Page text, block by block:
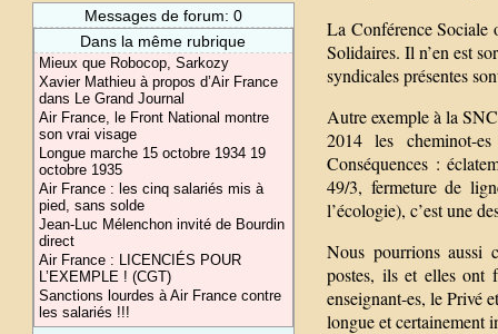
Messages de forum: 0
Dans la même rubrique
Mieux que Robocop, Sarkozy
Xavier Mathieu à propos d’Air France
dans Le Grand Journal
Air France, le Front National montre
son vrai visage
Longue marche 15 octobre 1934 19
octobre 1935
Air France : les cinq salariés mis à
pied, sans solde
Jean-Luc Mélenchon invité de Bourdin
direct
Air France : LICENCIÉS POUR
L’EXEMPLE ! (CGT)
Sanctions lourdes à Air France contre
les salariés !!!
La Conférence Sociale
Solidaires. Il n’en est
syndicales présentes
Autre exemple à la
2014 les cheminot-
Conséquences :
49/3, fermeture de
l’écologie), c’est une
Nous pourrions aussi
postes, ils et elles ont
enseignant-es, le Privé
longue et certainement